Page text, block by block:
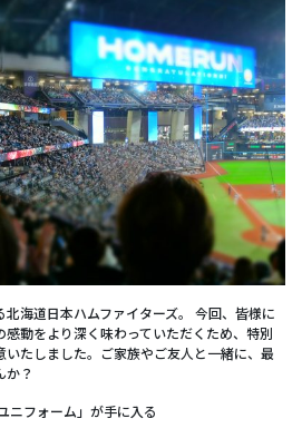
海道日本ハムファイターズ。 今回、皆様に
動をより深く味わっていただくため、特別
たしました。ご家族やご友人と一緒に、最
か？
ニフォーム」が手に入る